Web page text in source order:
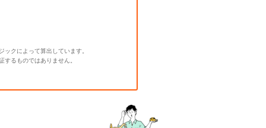
クによって算出しています。
るものではありません。